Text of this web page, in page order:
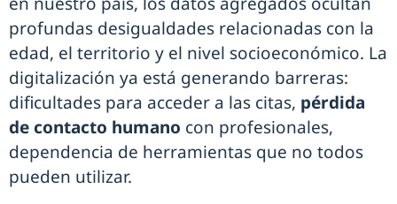
profundas desigualdades relacionadas con la
edad, el territorio y el nivel socioeconómico. La
digitalización ya está generando barreras:
dificultades para acceder a las citas, pérdida
de contacto humano con profesionales,
dependencia de herramientas que no todos
pueden utilizar.